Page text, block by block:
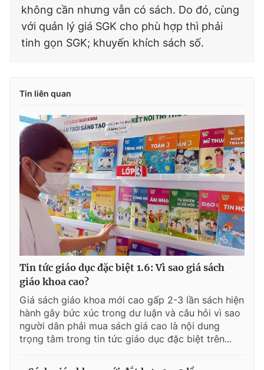
không cần nhưng vẫn có sách. Do đó, cùng
với quản lý giá SGK cho phù hợp thì phải
tinh gọn SGK; khuyến khích sách số.
Tin liên quan
Tin tức giáo dục đặc biệt 1.6: Vì sao giá sách
giáo khoa cao?
Giá sách giáo khoa mới cao gấp 2-3 lần sách hiện
hành gây bức xúc trong dư luận và câu hỏi vì sao
người dân phải mua sách giá cao là nội dung
trọng tâm trong tin tức giáo dục đặc biệt trên...